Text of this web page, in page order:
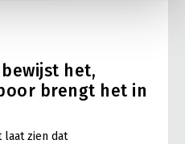
het,
brengt het in
laat zien dat